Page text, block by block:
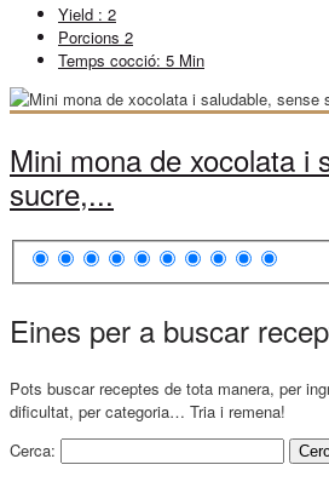
Yield : 2
Porcions 2
Temps cocció: 5 Min
Mini mona de xocolata i
sucre,...
Eines per a buscar
Pots buscar receptes de tota manera, per
dificultat, per categoria… Tria i remena!
Cerca: